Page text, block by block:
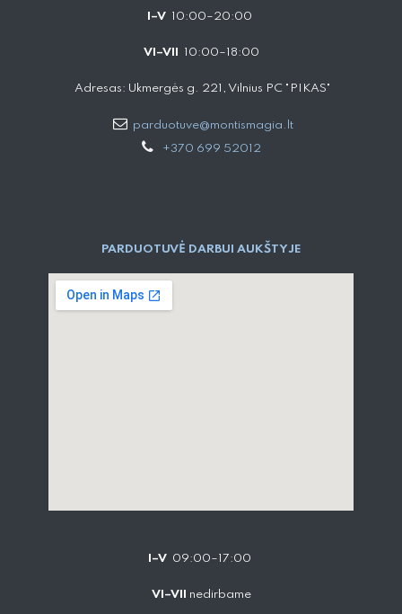
I–V 10:00–20:00
VI–VII 10:00–18:00
Adresas: Ukmergės g. 221, Vilnius PC "PIKAS"
parduotuve@montismagia.lt
+370 699 52012
PARDUOTUVĖ DARBUI AUKŠTYJE
I–V 09:00–17:00
VI–VII nedirbame